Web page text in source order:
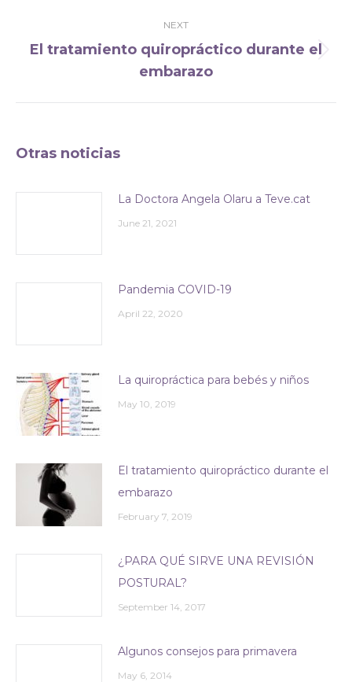
NEXT
Next
El tratamiento quiropráctico durante el
embarazo
Otras noticias
La Doctora Angela Olaru a Teve.cat
June 21, 2021
Pandemia COVID-19
April 22, 2020
La quiropráctica para bebés y niños
May 10, 2019
El tratamiento quiropráctico durante el
embarazo
February 7, 2019
¿PARA QUÉ SIRVE UNA REVISIÓN
POSTURAL?
September 14, 2017
Algunos consejos para primavera
May 6, 2014